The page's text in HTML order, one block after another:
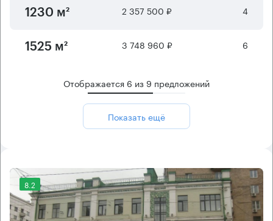
1230 м² 2 357 500 ₽ 4
1525 м² 3 748 960 ₽ 6
Отображается 6 из 9 предложений
Показать ещё
8.2